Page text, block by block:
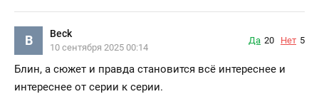
B Beck
10 сентября 2025 00:14
Да 20 Нет 5
Блин, а сюжет и правда становится всё интереснее и
интереснее от серии к серии.